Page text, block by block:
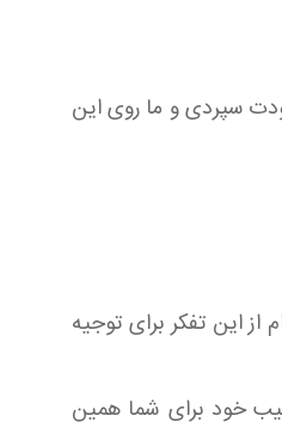
سپردی و ما روی این
و سوء استفاده کردن حکام از این تفکر برای توجیه
خود برای شما همین